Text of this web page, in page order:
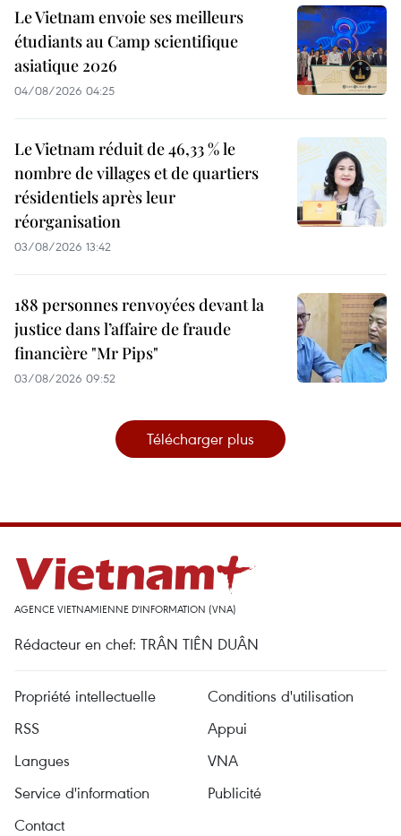
Le Vietnam envoie ses meilleurs
étudiants au Camp scientifique
asiatique 2026
04/08/2026 04:25
Le Vietnam réduit de 46,33 % le
nombre de villages et de quartiers
résidentiels après leur
réorganisation
03/08/2026 13:42
188 personnes renvoyées devant la
justice dans l’affaire de fraude
financière "Mr Pips"
03/08/2026 09:52
Télécharger plus
AGENCE VIETNAMIENNE D'INFORMATION (VNA)
Rédacteur en chef: TRÂN TIÊN DUÂN
Propriété intellectuelle
Conditions d'utilisation
RSS
Appui
Langues
VNA
Service d'information
Publicité
Contact